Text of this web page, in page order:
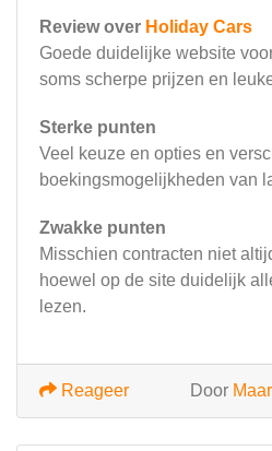
Review over Holiday Cars
Goede duidelijke website
soms scherpe prijzen en
Sterke punten
Veel keuze en opties en
boekingsmogelijkheden van
Zwakke punten
Misschien contracten niet
hoewel op de site duidelijk
lezen.
Door
Reageer